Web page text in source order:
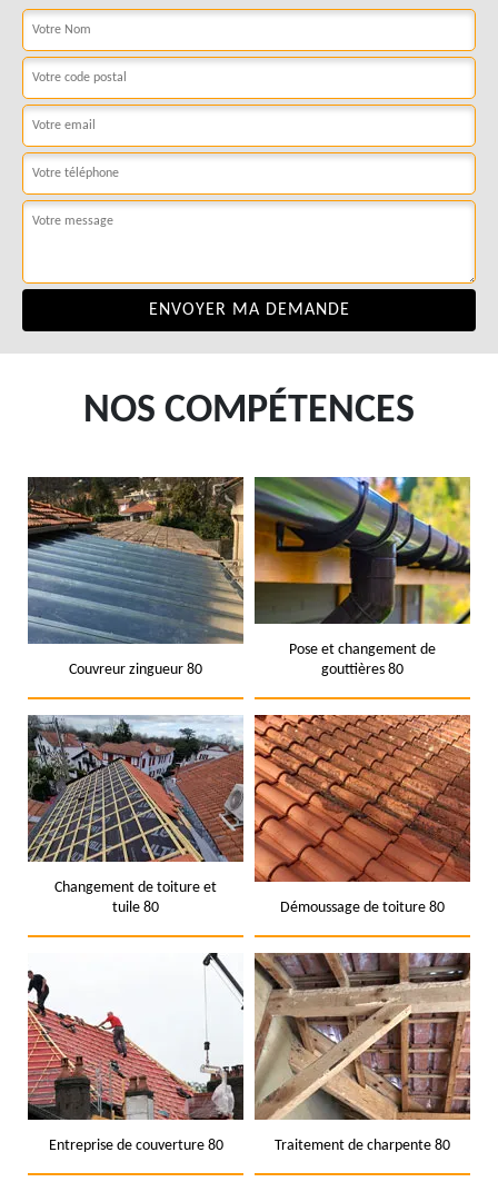
NOS COMPÉTENCES
Couvreur zingueur 80
Pose et changement de
gouttières 80
Changement de toiture et
tuile 80
Démoussage de toiture 80
Entreprise de couverture 80 Traitement de charpente 80